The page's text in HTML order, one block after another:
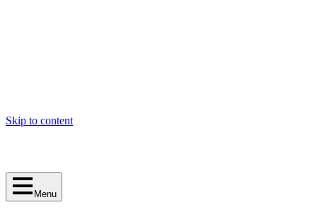
Skip to content
Menu